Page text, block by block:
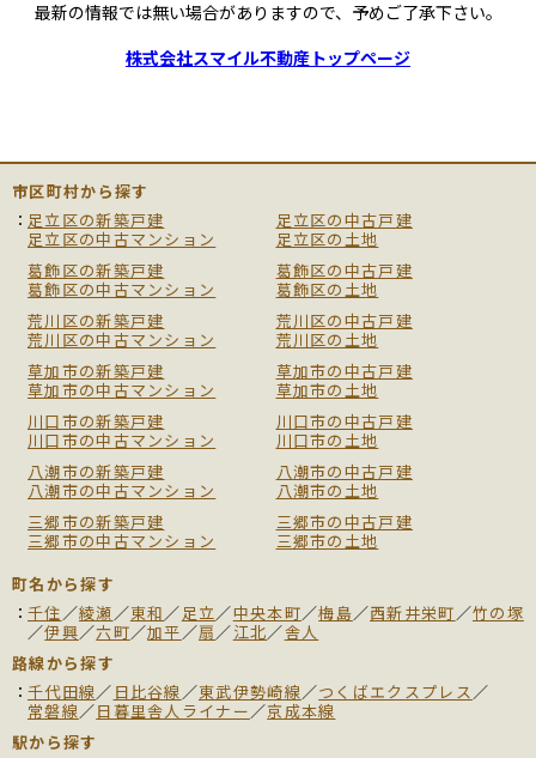
最新の情報では無い場合がありますので、 予めご了承下さい。
株式会社スマイル不動産トップページ
市区町村から探す
足立区の新築戸建
足立区の中古戸建
足立区の中古マンション
足立区の土地
葛飾区の新築戸建
葛飾区の中古戸建
葛飾区の中古マンション
葛飾区の土地
荒川区の新築戸建
荒川区の中古戸建
荒川区の中古マンション
荒川区の土地
草加市の新築戸建
草加市の中古戸建
草加市の中古マンション
草加市の土地
川口市の新築戸建
川口市の中古戸建
川口市の中古マンション
川口市の土地
八潮市の新築戸建
八潮市の中古戸建
八潮市の中古マンション
八潮市の土地
三郷市の新築戸建
三郷市の中古戸建
三郷市の中古マンション
三郷市の土地
町名から探す
千住／綾瀬／東和／足立／中央本町／梅島／西新井栄町／竹の塚
／伊興／六町／加平／扇／江北／舎人
路線から探す
千代田線／ 日比谷線／東武伊勢崎線／つくばエクスプレス／
常磐線／日暮里舎人ライナー／京成本線
駅から探す